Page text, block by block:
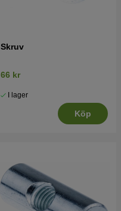
Skruv
66 kr
I lager
Köp